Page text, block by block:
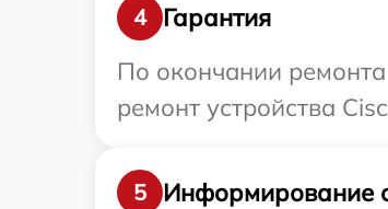
4
Гарантия
По окончании
ремонт устройства
5
Информирование